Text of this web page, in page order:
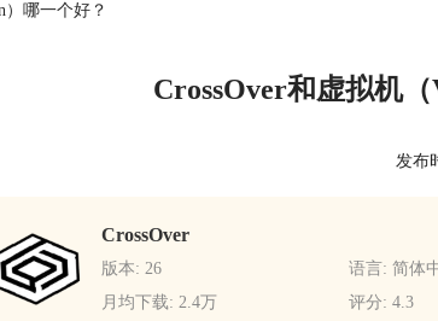
）哪一个好？
CrossOver和虚拟机
发布
CrossOver
版本: 26 语言: 简体
月均下载: 2.4万
评分: 4.3